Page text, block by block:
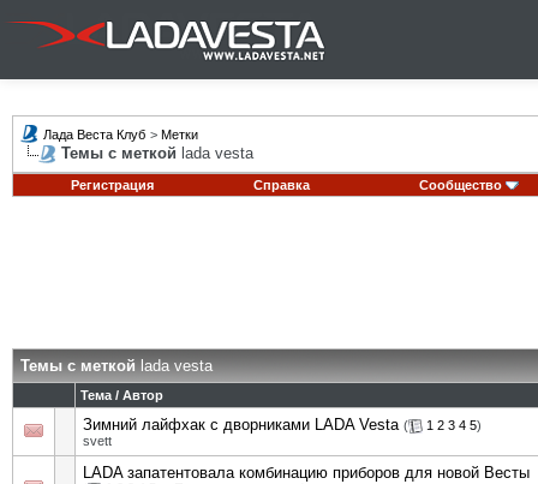
Лада Веста Клуб > Метки
Темы с меткой lada vesta
Регистрация Справка Сообщество
Темы с меткой lada vesta
Тема / Автор
Зимний лайфхак с дворниками LADA Vesta ( 1 2 3 4 5)
svett
LADA запатентовала комбинацию приборов для новой Весты